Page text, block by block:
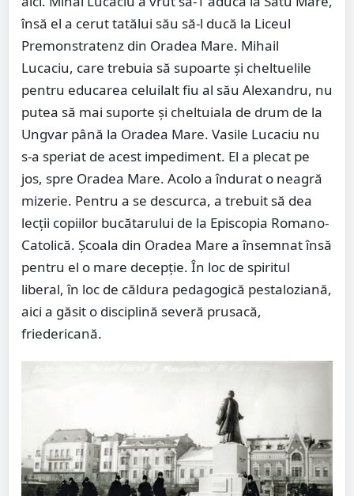
însă el a cerut tatălui său să-l ducă la Liceul
Premonstratenz din Oradea Mare. Mihail
Lucaciu, care trebuia să supoarte şi cheltuelile
pentru educarea celuilalt fiu al său Alexandru, nu
putea să mai suporte şi cheltuiala de drum de la
Ungvar până la Oradea Mare. Vasile Lucaciu nu
s-a speriat de acest impediment. El a plecat pe
jos, spre Oradea Mare. Acolo a îndurat o neagră
mizerie. Pentru a se descurca, a trebuit să dea
lecţii copiilor bucătarului de la Episcopia Romano-
Catolică. Şcoala din Oradea Mare a însemnat însă
pentru el o mare decepţie. În loc de spiritul
liberal, în loc de căldura pedagogică pestaloziană,
aici a găsit o disciplină severă prusacă,
friedericană.